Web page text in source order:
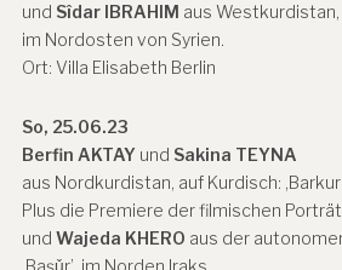
und Sîdar IBRAHIM aus Westkurdistan,
im Nordosten von Syrien.
Ort: Villa Elisabeth Berlin
So, 25.06.23
Berfin AKTAY und Sakina TEYNA
aus Nordkurdistan, auf Kurdisch:
Plus die Premiere der filmischen
und Wajeda KHERO aus der
‚Başǔr’‚ im Norden Iraks.